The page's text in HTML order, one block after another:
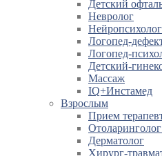
Детский
Невролог
Нейропсихолог
Логопед-
Логопед-
Детский-
Массаж
IQ+Инстамед
Взрослым
Прием
Дерматолог
Хирург-